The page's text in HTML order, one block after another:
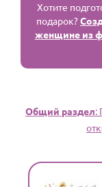
Хотите
подарок?
женщине из
Общий раздел: